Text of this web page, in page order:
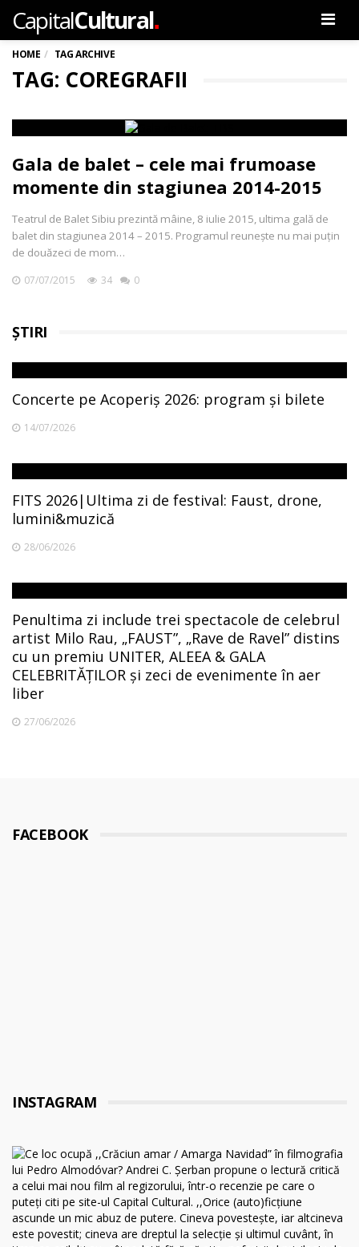
CapitalCultural.
HOME TAG ARCHIVE
TAG: COREGRAFII
Gala de balet – cele mai frumoase
momente din stagiunea 2014-2015
Teatrul de Balet Sibiu prezintă mâine, 8 iulie 2015, ultima gală de
balet din stagiunea 2014 – 2015. Programul reunește nu mai puțin
de douăzeci de mom…
07/07/2015 34 0
ȘTIRI
Concerte pe Acoperiș 2026: program și bilete
14/07/2026
FITS 2026|Ultima zi de festival: Faust, drone,
lumini&muzică
28/06/2026
Penultima zi include trei spectacole de celebrul
artist Milo Rau, „FAUST”, „Rave de Ravel” distins
cu un premiu UNITER, ALEEA & GALA
CELEBRITĂȚILOR și zeci de evenimente în aer
liber
27/06/2026
FACEBOOK
INSTAGRAM